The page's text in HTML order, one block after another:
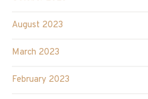
August 2023
March 2023
February 2023